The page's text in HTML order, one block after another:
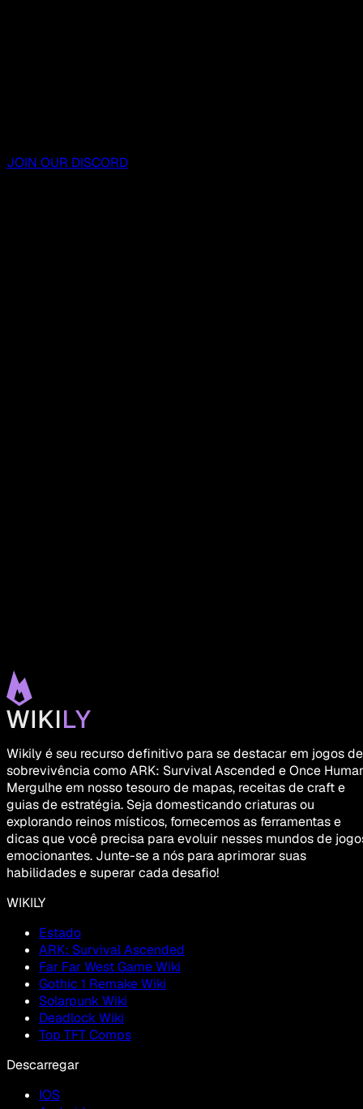
JOIN OUR DISCORD
Wikily é seu recurso definitivo para se destacar em jogos de
sobrevivência como ARK: Survival Ascended e Once
Mergulhe em nosso tesouro de mapas, receitas de craft e
guias de estratégia. Seja domesticando criaturas ou
explorando reinos místicos, fornecemos as ferramentas e
dicas que você precisa para evoluir nesses mundos de
emocionantes. Junte-se a nós para aprimorar suas
habilidades e superar cada desafio!
WIKILY
Estado
ARK: Survival Ascended
Far Far West Game Wiki
Gothic 1 Remake Wiki
Solarpunk Wiki
Deadlock Wiki
Top TFT Comps
Descarregar
IOS